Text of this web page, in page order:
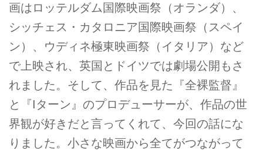
画はロッテルダム国際映画祭（オランダ）、
シッチェス・カタロニア国際映画祭（スペイ
ン）、ウディネ極東映画祭（イタリア）など
で上映され、英国とドイツでは劇場公開もさ
れました。そして、作品を見た『全裸監督』
と『Iターン』のプロデューサーが、作品の世
界観が好きだと言ってくれて、今回の話にな
りました。小さな映画から全てがつながって